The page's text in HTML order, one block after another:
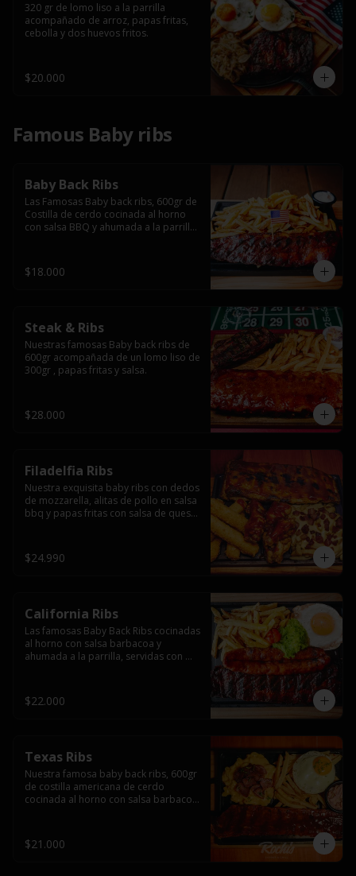
320 gr de lomo liso a la parrilla
acompañado de arroz, papas fritas,
cebolla y dos huevos fritos.
$20.000
Famous Baby ribs
Baby Back Ribs
Las Famosas Baby back ribs, 600gr de
Costilla de cerdo cocinada al horno
con salsa BBQ y ahumada a la parrilla
$18.000
Steak & Ribs
Nuestras famosas Baby back ribs de
600gr acompañada de un lomo liso de
300gr , papas fritas y salsa.
$28.000
Filadelfia Ribs
Nuestra exquisita baby ribs con dedos
de mozzarella, alitas de pollo en salsa
bbq y papas fritas con salsa de queso
$24.990
California Ribs
Las famosas Baby Back Ribs cocinadas
al horno con salsa barbacoa y
ahumada a la parrilla, servidas con
$22.000
Texas Ribs
Nuestra famosa baby back ribs, 600gr
de costilla americana de cerdo
cocinada al horno con salsa barbacoa
tocino ahumado laminado, papas
fritas  y un huevo frito.
$21.000